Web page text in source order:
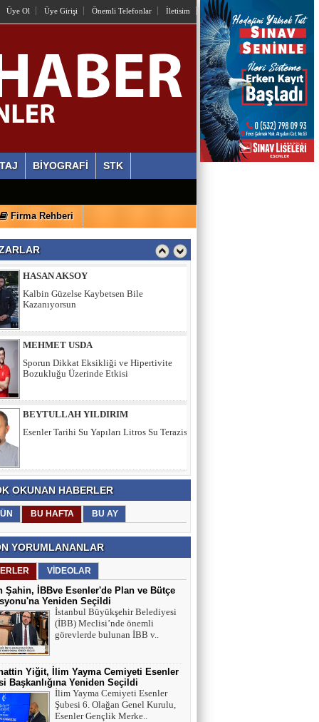
Üye Ol Üye Girişi Önemli Telefonlar İletisim
BİYOGRAFİ STK
Firma Rehberi
AYLİN ALVEREN ÖZEN
SEN SACA GEL YETER
ERDİ ÖZGÜL
HASAN AKSOY
Kalbin Güzelse Kaybetsen Bile
Kazanıyorsun
MEHMET USDA
BEYTULLAH YILDIRIM
HÜSEYİN YILMAZ
TARIK SEZAİ KARATEPE
İstanbul Sözleşmesi değil, 'Veda Hutbesi!
AYŞE GÜL ÖZER
Aklın Sustuğu Yerde, “Ş İ D D E T”
Konuşur!
MUSTAFA KARACA
AV. SEDAT İLBEGİ
OKUNAN HABERLER
BU HAFTA BU AY
YORUMLANANLAR
VİDEOLAR
Şahin, İBBve Esenler'de Plan ve Bütçe
Yeniden Seçildi
İstanbul Büyükşehir Belediyesi
(İBB) Meclisi’nde önemli
görevlerde bulunan İBB v..
Yiğit, İlim Yayma Cemiyeti Esenler
Başkanlığına Yeniden Seçildi
İlim Yayma Cemiyeti Esenler
Şubesi 6. Olağan Genel Kurulu,
Esenler Gençlik Merke..